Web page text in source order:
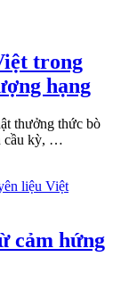
trong
hạng
thưởng thức bò
cầu kỳ, …
cảm hứng